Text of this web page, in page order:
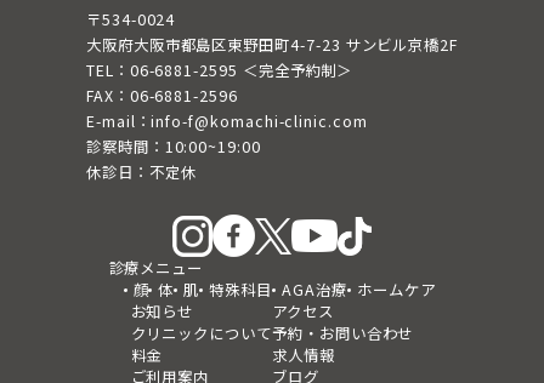
〒534-0024
大阪府大阪市都島区東野田町4-7-23 サンビル京橋2F
TEL：06-6881-2595 ＜完全予約制＞
FAX：06-6881-2596
E-mail：info-f@komachi-clinic.com
診察時間：10:00~19:00
休診日：不定休
診療メニュー
顔 体 肌 特殊科目 AGA治療 ホームケア
お知らせ
クリニックについて
料金
ご利用案内
アクセス
予約・お問い合わせ
求人情報
ブログ